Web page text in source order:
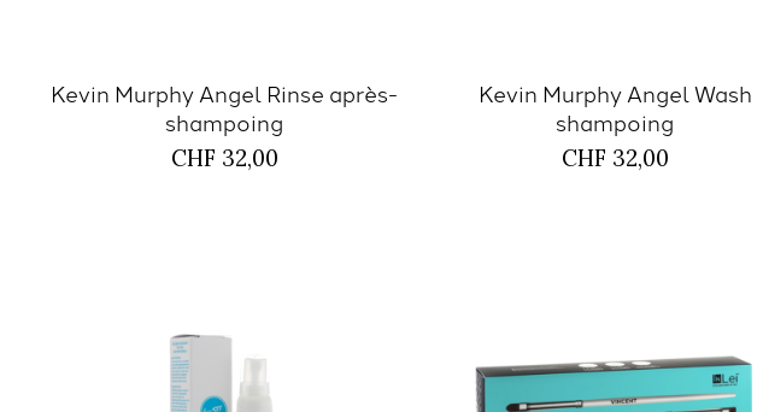
Kevin Murphy Angel Rinse après-
shampoing
CHF 32,00
Kevin Murphy Angel Wash
shampoing
CHF 32,00